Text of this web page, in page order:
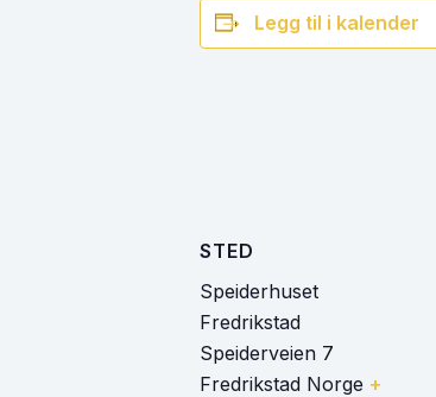
Legg til i kalender
STED
Speiderhuset
Fredrikstad
Speiderveien 7
Fredrikstad Norge +